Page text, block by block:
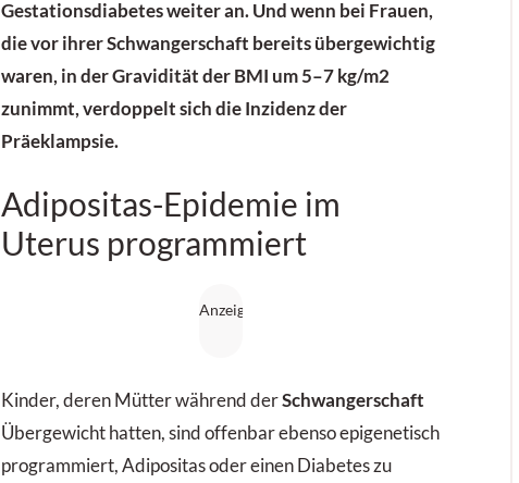
Gestationsdiabetesweiter an. Und wenn bei Frauen,
die vor ihrer Schwangerschaft bereits übergewichtig
waren, in der Gravidität der BMI um 5–7 kg/m2
zunimmt, verdoppelt sich die Inzidenz der
Präeklampsie.
Adipositas-Epidemie im
Uterus programmiert
Kinder, deren Mütter während derSchwangerschaft
Übergewicht hatten, sind offenbar ebenso epigenetisch
programmiert, Adipositas oder einen Diabetes zu